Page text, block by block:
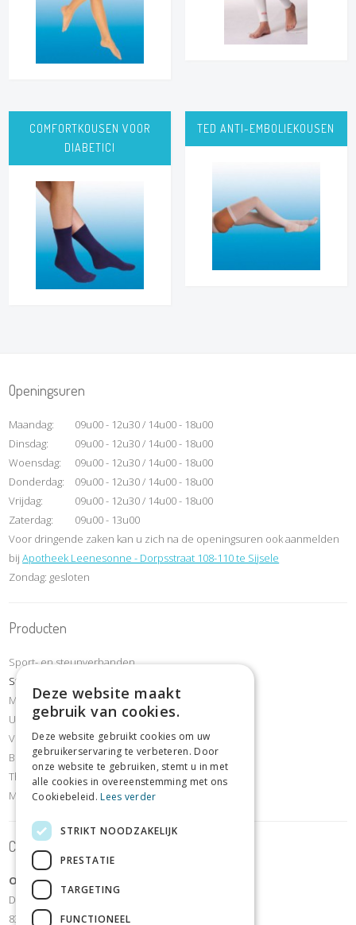
COMFORTKOUSEN VOOR
DIABETICI
TED ANTI-EMBOLIEKOUSEN
Openingsuren
Maandag:
09u00 - 12u30 / 14u00 - 18u00
Dinsdag:
09u00 - 12u30 / 14u00 - 18u00
Woensdag:
09u00 - 12u30 / 14u00 - 18u00
Donderdag:
09u00 - 12u30 / 14u00 - 18u00
Vrijdag:
09u00 - 12u30 / 14u00 - 18u00
Zaterdag:
09u00 - 13u00
Voor dringende zaken kan u zich na de openingsuren ook aanmelden
bijApotheek Leenesonne - Dorpsstraat 108-110 te Sijsele
Zondag: gesloten
Producten
Sport- en steunverbanden
Steunkousen compressiekousen
Mobiliteit & revalidatie
Urineverliesartikelen
Voet- en schoenafdeling
Borstafdeling
Thuiszorg- en comfortartikelen
Meettoestellen
Contact
OrthoShop Sijsele
Dorpsstraat 106
8340 Sijsele - Damme
Deze website maakt
gebruik van cookies.
Deze website gebruikt cookies om uw
gebruikerservaring te verbeteren. Door
onze website te gebruiken, stemt u in met
alle cookies in overeenstemming met ons
Cookiebeleid.Lees verder
STRIKT NOODZAKELIJK
PRESTATIE
TARGETING
FUNCTIONEEL